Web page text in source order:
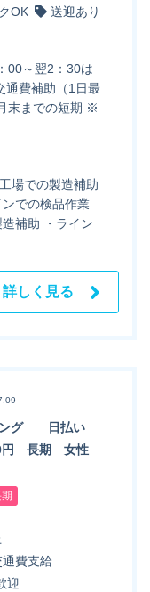
OK
送迎あり
～翌2：30は
通費補助（1日最
末までの短期 ※
場での製造補助
での検品作業
造補助 ・ライン
詳しく見る
ング 日払い
円 長期 女性
通費支給
迎